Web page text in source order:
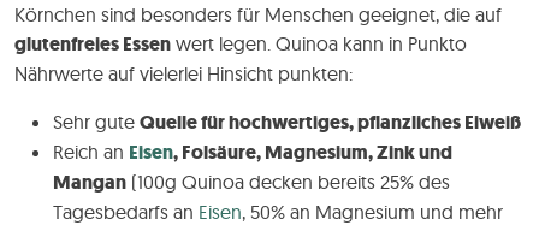
Körnchen sind besonders für Menschen geeignet, die auf
glutenfreies Essen wert legen. Quinoa kann in Punkto
Nährwerte auf vielerlei Hinsicht punkten:
Sehr gute Quelle für hochwertiges, pflanzliches Eiweiß
Reich an Eisen, Folsäure, Magnesium, Zink und
Mangan (100g Quinoa decken bereits 25% des
Tagesbedarfs an Eisen, 50% an Magnesium und mehr